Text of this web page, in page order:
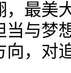
，最美
与梦
向，